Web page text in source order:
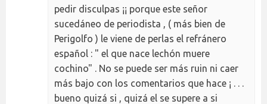
pedir disculpas ¡¡ porque este señor
sucedáneo de periodista , ( más bien de
Perigolfo ) le viene de perlas el refránero
español : " el que nace lechón muere
cochino" . No se puede ser más ruin ni caer
más bajo con los comentarios que hace ¡ . . .
bueno quizá si , quizá el se supere a si